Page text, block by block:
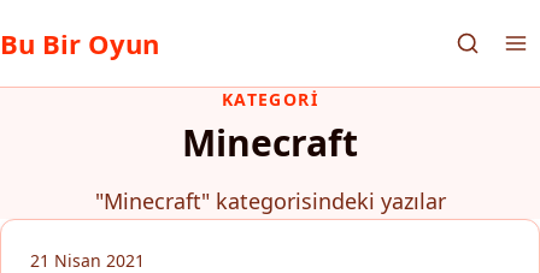
Bu Bir Oyun
KATEGORI
Minecraft
"Minecraft" kategorisindeki yazılar
21 Nisan 2021